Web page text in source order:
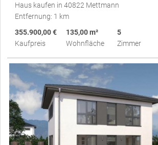
Haus kaufen in 40822 Mettmann
Entfernung: 1 km
355.900,00 €
Kaufpreis
135,00 m²
Wohnfläche
5
Zimmer